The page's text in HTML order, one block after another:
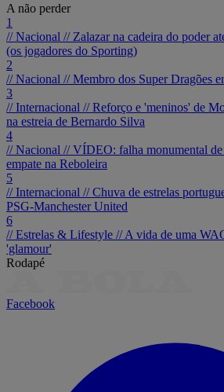
A não perder
1
// Nacional // Zalazar na cadeira do poder
(os jogadores do Sporting)
2
// Nacional //Membro dos Super Dragões
3
// Internacional //Reforço e 'meninos' de
na estreia de Bernardo Silva
4
// Nacional //VÍDEO: falha monumental
empate na Reboleira
5
// Internacional //Chuva de estrelas
PSG-Manchester United
6
// Estrelas & Lifestyle //A vida de uma
'glamour'
Rodapé
Facebook